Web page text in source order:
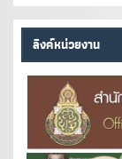
ลิงค์หน่วยงาน